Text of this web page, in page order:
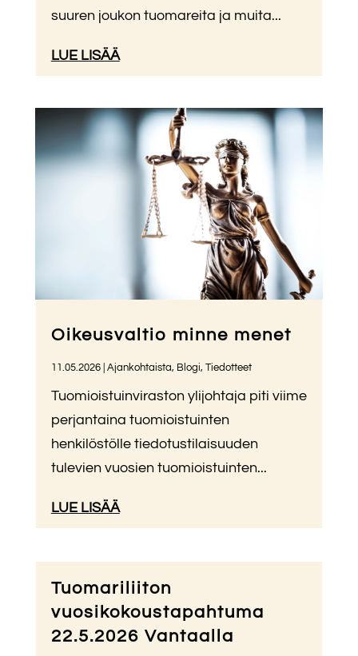
suuren joukon tuomareita ja muita...
LUE LISÄÄ
Oikeusvaltio minne menet
11.05.2026| Ajankohtaista, Blogi, Tiedotteet
Tuomioistuinviraston ylijohtaja piti viime
perjantaina tuomioistuinten
henkilöstölle tiedotustilaisuuden
tulevien vuosien tuomioistuinten...
LUE LISÄÄ
Tuomariliiton
vuosikokoustapahtuma
22.5.2026 Vantaalla